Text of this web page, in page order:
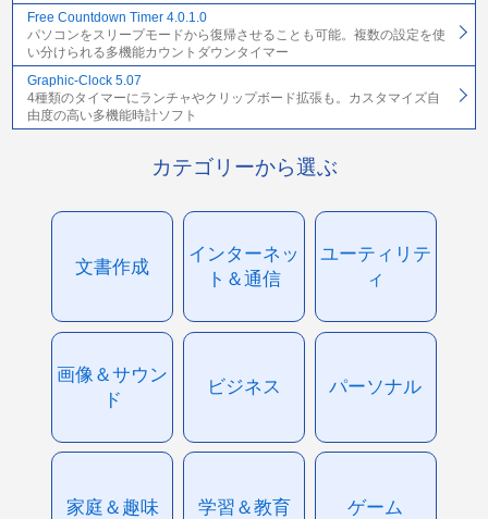
Free Countdown Timer 4.0.1.0
パソコンをスリープモードから復帰させることも可能。複数の設定を使
い分けられる多機能カウントダウンタイマー
Graphic-Clock 5.07
4種類のタイマーにランチャやクリップボード拡張も。カスタマイズ自
由度の高い多機能時計ソフト
カテゴリーから選ぶ
文書作成
インターネッ
ト＆通信
ユーティリテ
ィ
画像＆サウン
ド
ビジネス パーソナル
家庭＆趣味 学習＆教育 ゲーム